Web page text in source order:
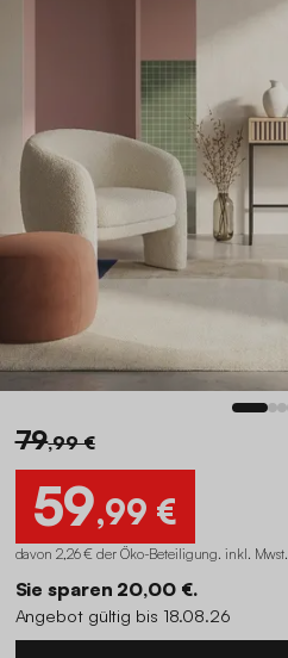
79,99 €
59,99 €
davon 2,26 € der Öko-Beteiligung. inkl. Mwst.
Sie sparen 20,00 €.
Angebot gültig bis 18.08.26